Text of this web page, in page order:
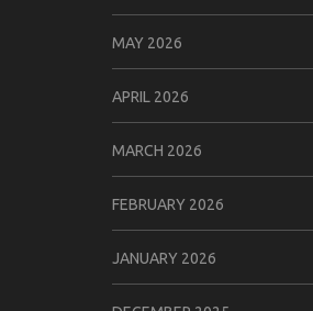
MAY 2026
APRIL 2026
MARCH 2026
FEBRUARY 2026
JANUARY 2026